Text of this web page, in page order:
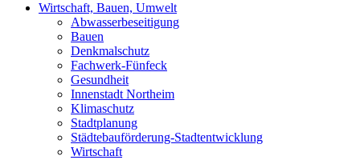
Wirtschaft, Bauen, Umwelt
Abwasserbeseitigung
Bauen
Denkmalschutz
Fachwerk-Fünfeck
Gesundheit
Innenstadt Northeim
Klimaschutz
Stadtplanung
Städtebauförderung-Stadtentwicklung
Wirtschaft